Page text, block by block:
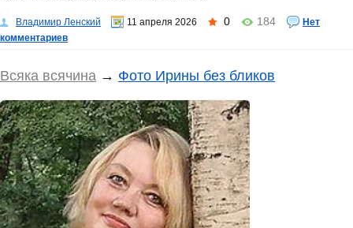
Владимир Ленский 11 апреля 2026 0 184
Нет
комментариев
Всяка всячина → Фото Ирины без бликов